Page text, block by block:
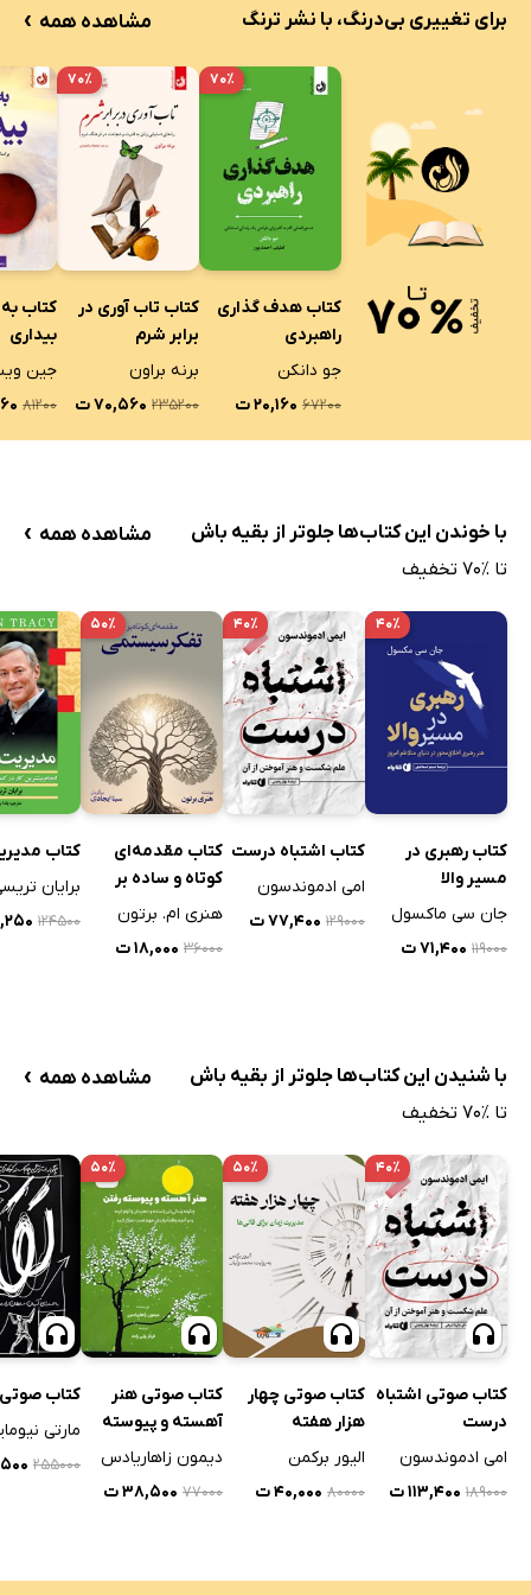
برای تغییری بی‌درنگ، با نشر ترنگ مشاهده همه ›
۷۰٪
کتاب هدف گذاری
راهبردی
جو دانکن
۶۷۲۰۰ ۲۰,۱۶۰ ت
۷۰٪
کتاب تاب آوری در
برابر شرم
برنه براون
۲۳۵۲۰۰ ۷۰,۵۶۰ ت
کتاب
بیداری
جین
۸۱۲۰۰
با خوندن این کتاب‌ها جلوتر از بقیه باش
تا ٪۷۰ تخفیف
مشاهده همه ›
۴۰٪
کتاب رهبری در
مسیر والا
جان سی ماکسول
۱۱۹۰۰۰ ۷۱,۴۰۰ ت
۴۰٪
کتاب اشتباه درست
امی ادموندسون
۱۲۹۰۰۰ ۷۷,۴۰۰ ت
۵۰٪
کتاب مقدمه‌ای
کوتاه و ساده بر
تفکر سیستمی
هنری ام. برتون
۳۶۰۰۰ ۱۸,۰۰۰ ت
کتاب
برایان
۱۲۴۵۰۰
با شنیدن این کتاب‌ها جلوتر از بقیه باش
تا ٪۷۰ تخفیف
مشاهده همه ›
۴۰٪
کتاب صوتی اشتباه
درست
امی ادموندسون
۱۸۹۰۰۰ ۱۱۳,۴۰۰ ت
۵۰٪
کتاب صوتی چهار
هزار هفته
الیور برکمن
۸۰۰۰۰ ۴۰,۰۰۰ ت
۵۰٪
کتاب صوتی هنر
آهسته و پیوسته
رفتن
دیمون زاهاریادس
۷۷۰۰۰ ۳۸,۵۰۰ ت
کتاب صوتی
مارتی
۲۵۵۰۰۰